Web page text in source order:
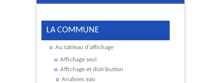
LA COMMUNE
Au tableau d'affichage
Affichage seul
Affichage et distribution
Analyses eau